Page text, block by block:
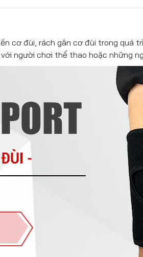
cơ đùi, rách gân cơ đùi trong quá
người chơi thể thao hoặc những